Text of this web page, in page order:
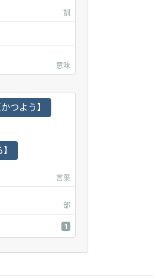
訓
意味
つよう】
言葉
部
1